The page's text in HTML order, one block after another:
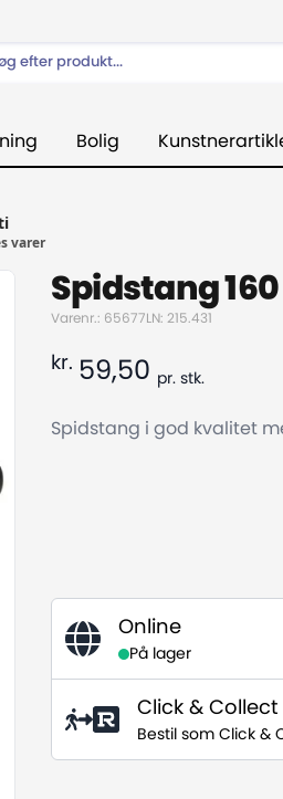
Bolig
varer
Spidstang
Varenr.: 65677LN: 215.431
kr. 59,50 pr. stk.
Spidstang i god kvalitet
Online
På lager
Click & Collect
Bestil som Click &